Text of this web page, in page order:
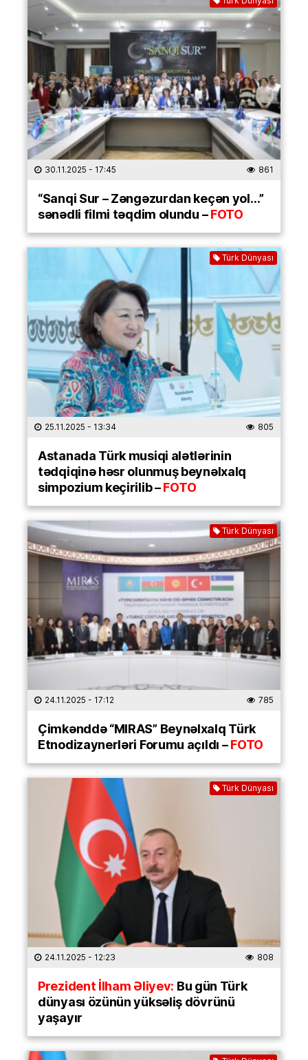
30.11.2025 - 17:45 861
“Sanqi Sur – Zəngəzurdan keçən yol…”
sənədli filmi təqdim olundu –FOTO
Türk Dünyası
25.11.2025 - 13:34 805
Astanada Türk musiqi alətlərinin
tədqiqinə həsr olunmuş beynəlxalq
simpozium keçirilib –FOTO
Türk Dünyası
24.11.2025 - 17:12 785
Çimkənddə “MIRAS” Beynəlxalq Türk
Etnodizaynerləri Forumu açıldı –FOTO
Türk Dünyası
24.11.2025 - 12:23 808
Prezident İlham Əliyev: Bu gün Türk
dünyası özünün yüksəliş dövrünü
yaşayır